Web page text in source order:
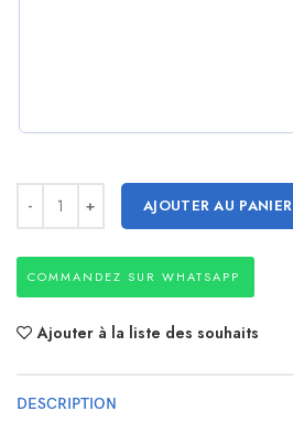
AJOUTER AU PANIER
COMMANDEZ SUR WHATSAPP
Ajouter à la liste des souhaits
DESCRIPTION